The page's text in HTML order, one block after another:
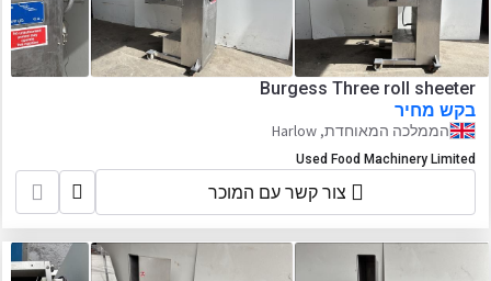
Burgess Three roll sheeter
בקש מחיר
הממלכה המאוחדת, Harlow
Used Food Machinery Limited
צור קשר עם המוכר